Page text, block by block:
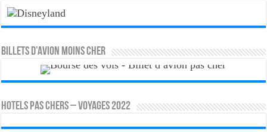
Billets d’avion moins cher
HOTELS PAS CHERS – VOYAGES 2022